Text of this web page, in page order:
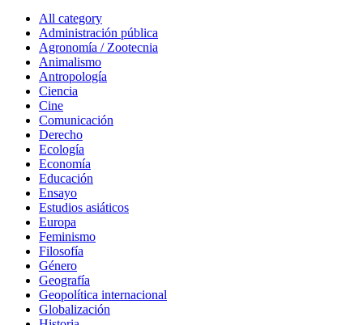
All category
Administración pública
Agronomía / Zootecnia
Animalismo
Antropología
Ciencia
Cine
Comunicación
Derecho
Ecología
Economía
Educación
Ensayo
Estudios asiáticos
Europa
Feminismo
Filosofía
Género
Geografía
Geopolítica internacional
Globalización